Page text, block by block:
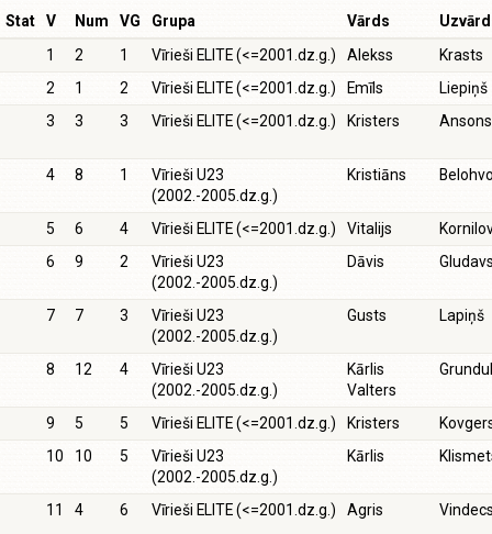
Stat V Num VG Grupa Vārds
1
2 1 Vīrieši ELITE (<=2001.dz.g.) Alekss
Krasts
2
1 2 Vīrieši ELITE (<=2001.dz.g.) Emīls
Liepiņš
3
3 3 Vīrieši ELITE (<=2001.dz.g.) Kristers Ansons
4 8 1
Vīrieši U23
(2002.-2005.dz.g.)
Kristiāns
5 6 4 Vīrieši ELITE (<=2001.dz.g.) Vitalijs
6
9 2
Vīrieši U23
(2002.-2005.dz.g.)
Dāvis
7 7 3
Vīrieši U23
(2002.-2005.dz.g.)
Gusts Lapiņš
8 12 4
Vīrieši U23
(2002.-2005.dz.g.)
Kārlis
Valters
9 5 5 Vīrieši ELITE (<=2001.dz.g.) Kristers
10
10 5
Vīrieši U23
(2002.-2005.dz.g.)
Kārlis
11 4 6 Vīrieši ELITE (<=2001.dz.g.) Agris